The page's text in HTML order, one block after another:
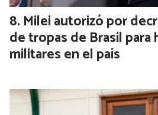
Milei autorizó por
de tropas de Brasil para
militares en el país